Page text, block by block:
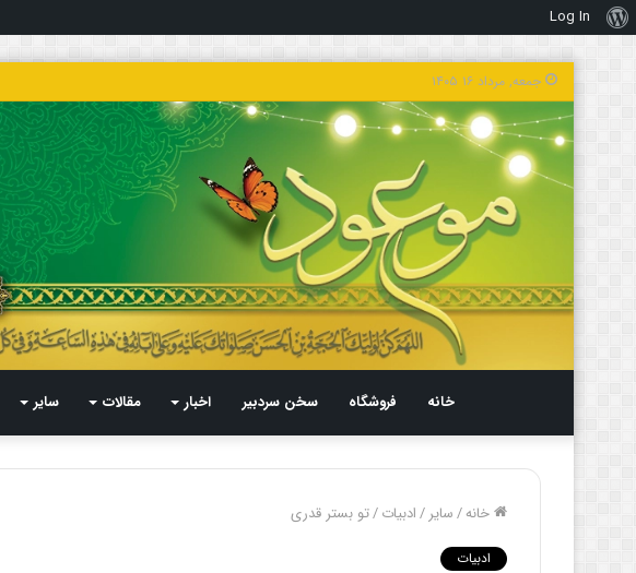
درباره
وردپرس
Log In
جمعه, مرداد ۱۶ ۱۴۰۵
خانه فروشگاه سخن سردبیر اخبار مقالات سایر
خانه/سایر /ادبیات/تو بستر قدری‌
ادبیات